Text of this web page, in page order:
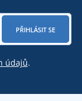
PŘIHLÁSIT SE
údajů.